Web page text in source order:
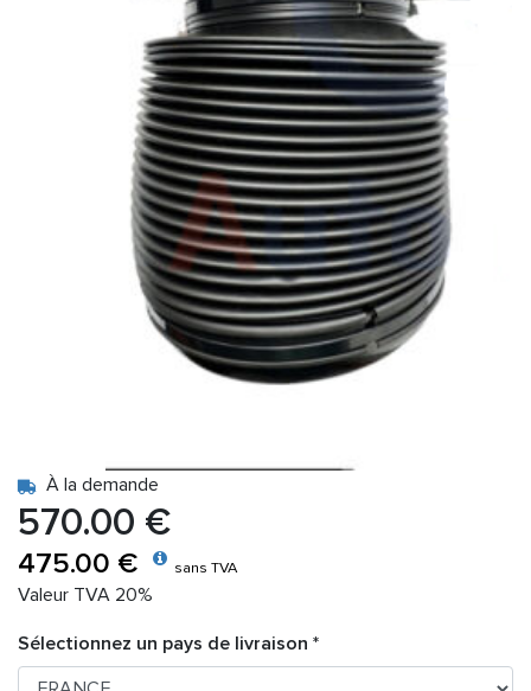
À la demande
570.00 €
475.00 € sans TVA
Valeur TVA 20%
Sélectionnez un pays de livraison *